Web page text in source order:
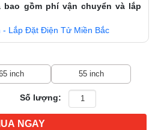
gồm phí vận chuyển và lắp
- Lắp Đặt Điện Tử Miền Bắc
inch 55 inch
Số lượng:
NGAY